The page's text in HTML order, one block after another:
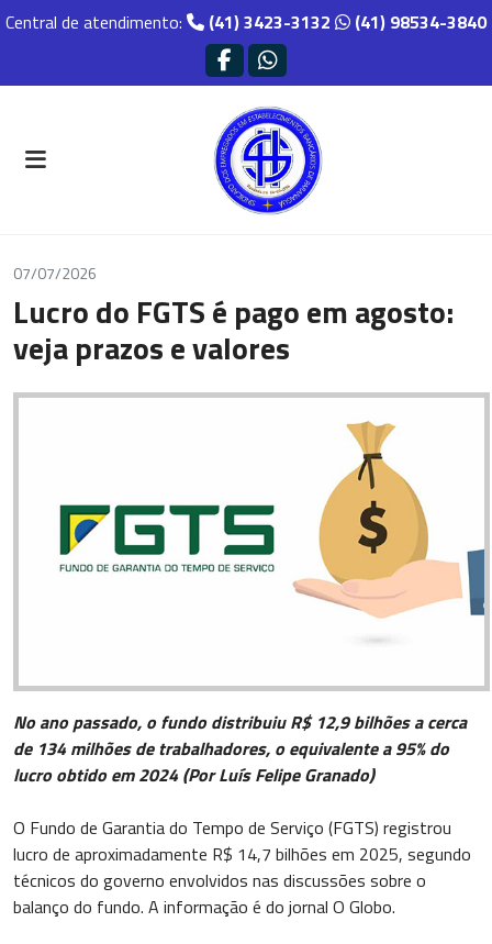
Central de atendimento: (41) 3423-3132 (41) 98534-3840
07/07/2026
Lucro do FGTS é pago em agosto:
veja prazos e valores
No ano passado, o fundo distribuiu R$ 12,9 bilhões a cerca
de 134 milhões de trabalhadores, o equivalente a 95% do
lucro obtido em 2024 (Por Luís Felipe Granado)
O Fundo de Garantia do Tempo de Serviço (FGTS) registrou
lucro de aproximadamente R$ 14,7 bilhões em 2025, segundo
técnicos do governo envolvidos nas discussões sobre o
balanço do fundo. A informação é do jornal O Globo.